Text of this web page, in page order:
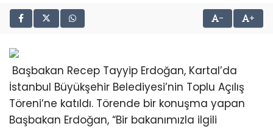
- +
Başbakan Recep Tayyip Erdoğan, Kartal’da
İstanbul Büyükşehir Belediyesi’nin Toplu Açılış
Töreni’ne katıldı. Törende bir konuşma yapan
Başbakan Erdoğan, “Bir bakanımızla ilgili